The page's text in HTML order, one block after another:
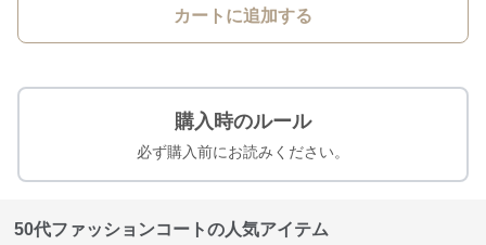
カートに追加する
購入時のルール
必ず購入前にお読みください。
50代ファッションコートの人気アイテム